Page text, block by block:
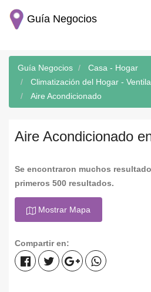
Guía Negocios
Guía Negocios
Casa - Hogar
Climatización del Hogar -
Aire Acondicionado
Aire Acondicionado
Se encontraron muchos
primeros 500 resultados.
Mostrar Mapa
Compartir en: